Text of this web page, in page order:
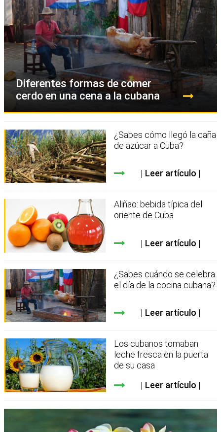
Diferentes formas de comer
cerdo en una cena a la cubana
¿Sabes cómo llegó la caña
de azúcar a Cuba?
Leer artículo
Aliñao: bebida típica del
oriente de Cuba
Leer artículo
¿Sabes cuándo se celebra
el día de la cocina cubana?
Leer artículo
Los cubanos tomaban
leche fresca en la puerta
de su casa
Leer artículo